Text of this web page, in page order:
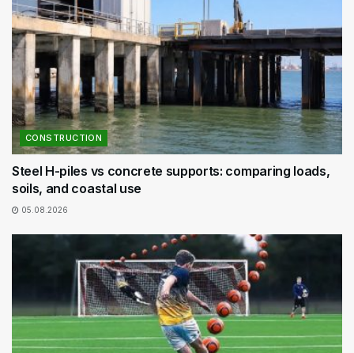
CONSTRUCTION
Steel H-piles vs concrete supports: comparing loads,
soils, and coastal use
05.08.2026